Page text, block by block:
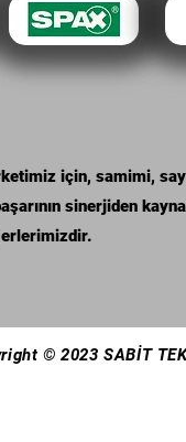
için, samimi,
sinerjiden
© 2023 SABİT